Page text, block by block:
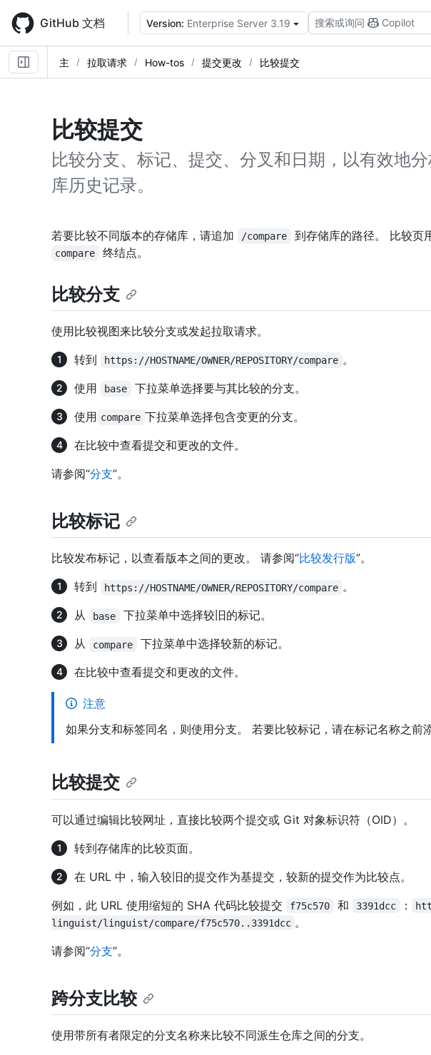
main
content
GitHub 文档 Version: Enterprise Server 3.19 搜索或询问 Copilot
主 拉取请求 How-tos 提交更改 比较提交
比较提交
比较分支、标记、提交、分叉和日期，以有效地
库历史记录。
若要比较不同版本的存储库，请追加 /compare 到存储库的路径。 比较页
compare 终结点。
比较分支
使用比较视图来比较分支或发起拉取请求。
转到
https://HOSTNAME/OWNER/REPOSITORY/compare 。
使用
base
下拉菜单选择要与其比较的分支。
使用 compare 下拉菜单选择包含变更的分支。
在比较中查看提交和更改的文件。
请参阅“分支”。
比较标记
比较发布标记，以查看版本之间的更改。 请参阅“比较发行版”。
转到
https://HOSTNAME/OWNER/REPOSITORY/compare 。
从
base
下拉菜单中选择较旧的标记。
从
compare
下拉菜单中选择较新的标记。
在比较中查看提交和更改的文件。
注意
如果分支和标签同名，则使用分支。 若要比较标记，请在标记名称之前
比较提交
可以通过编辑比较网址，直接比较两个提交或 Git 对象标识符（OID）。
转到存储库的比较页面。
在 URL 中，输入较旧的提交作为基提交，较新的提交作为比较点。
例如，此 URL 使用缩短的 SHA 代码比较提交
f75c570 和 3391dcc ：
linguist/linguist/compare/f75c570..3391dcc 。
请参阅“分支”。
跨分支比较
使用带所有者限定的分支名称来比较不同派生仓库之间的分支。